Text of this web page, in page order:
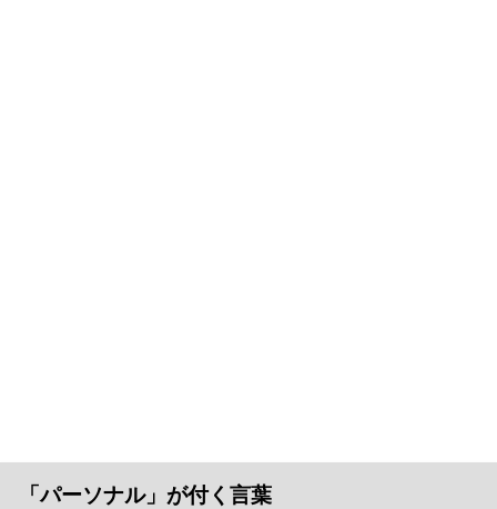
「パーソナル」が付く言葉